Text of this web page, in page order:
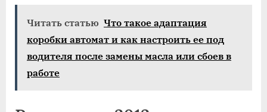
Читать статью Что такое адаптация
коробки автомат и как настроить ее под
водителя после замены масла или сбоев в
работе